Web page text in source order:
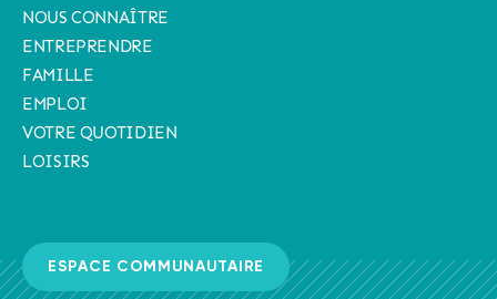
NOUS CONNAÎTRE
ENTREPRENDRE
FAMILLE
EMPLOI
VOTRE QUOTIDIEN
LOISIRS
ESPACE COMMUNAUTAIRE